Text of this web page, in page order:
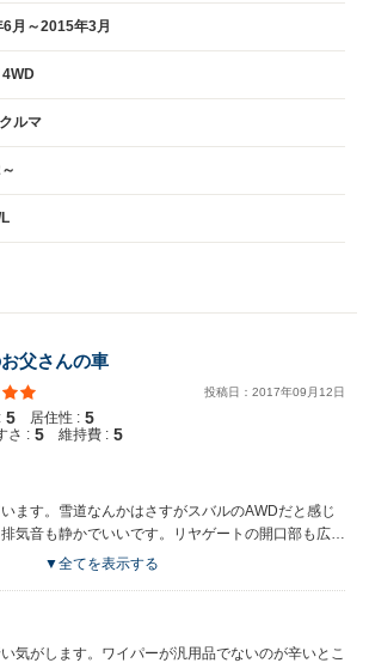
月～2015年3月
4WD
ルマ
父さんの車
投稿日： 2017年09 月 12日
5 居住性 : 5
さ : 5 維持費 : 5
ます。雪道なんかはさすがスバルのAWDだと感じ
気音も静かでいいです。リヤゲートの開口部も広く
し、ママチャリくらいなら積載もできます。そんな
▼全てを表示する
気がします。ワイパーが汎用品でないのが辛いとこ